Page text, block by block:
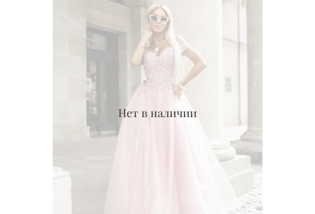
Нет в наличии